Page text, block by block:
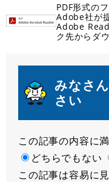
PDF形式の
Adobe社が
Adobe
ク先からダ
みなさ
さい
満
足
度
この記事の内容に
どちらでもない
容
この記事は容易に